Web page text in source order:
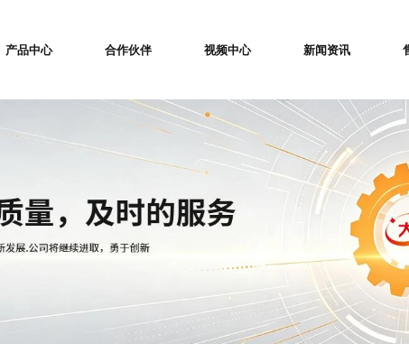
产品中心 合作伙伴 视频中心 新闻资讯